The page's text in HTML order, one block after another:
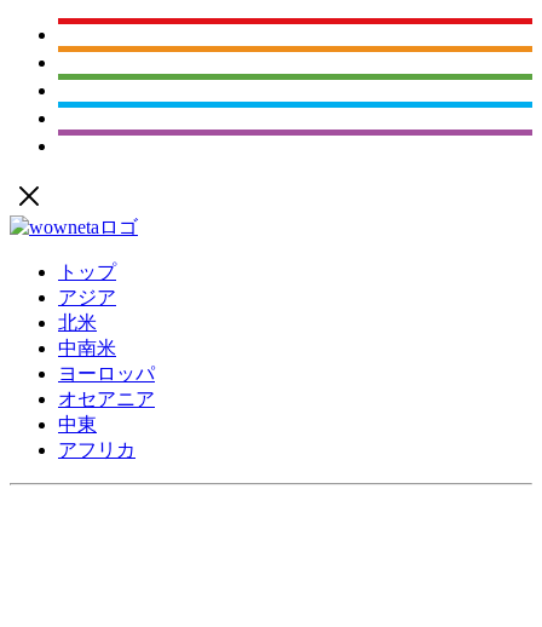
トップ
アジア
北米
中南米
ヨーロッパ
オセアニア
中東
アフリカ